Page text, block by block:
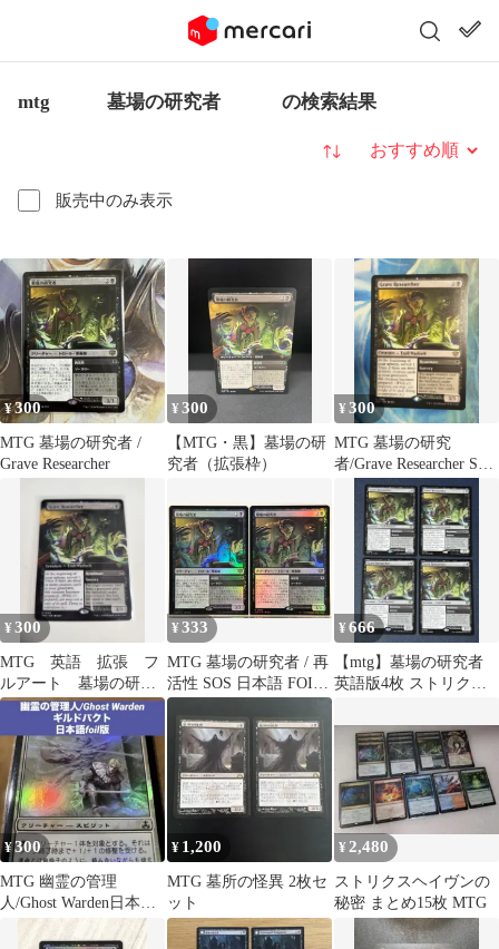
mtg 墓場の研究者 の検索結果
販売中のみ表示
並び替え
¥300
MTG 墓場の研究者 /
Grave Researcher
¥300
【MTG・黒】墓場の研
究者（拡張枠）
¥300
MTG 墓場の研究
者/Grave Researcher SOS
通常枠 英語版
¥300
MTG 英語 拡張 フ
ルアート 墓場の研究
者 grave researcher
¥333
MTG 墓場の研究者 / 再
活性 SOS 日本語 FOIL
2枚セット
¥666
【mtg】墓場の研究者
英語版4枚 ストリクス
¥300
MTG 幽霊の管理
人/Ghost Warden日本語
foil版 旧枠
¥ 1,200
MTG 墓所の怪異 2枚セ
ット
¥2,480
ストリクスヘイヴンの
秘密 まとめ15枚 MTG